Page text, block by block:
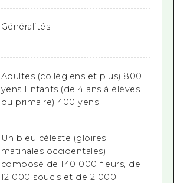
Généralités
Adultes (collégiens et plus) 800
yens Enfants (de 4 ans à élèves
du primaire) 400 yens
Un bleu céleste (gloires
matinales occidentales)
composé de 140 000 fleurs, de
12 000 soucis et de 2 000